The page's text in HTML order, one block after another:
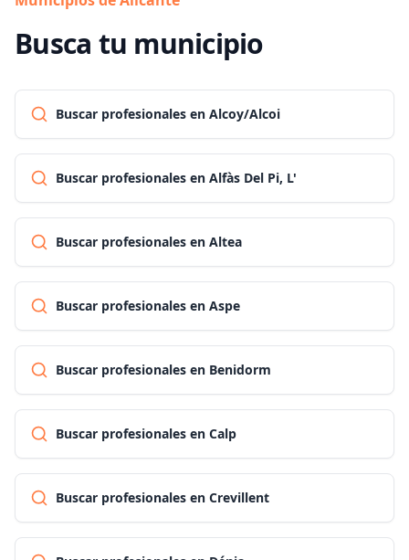
Busca tu municipio
Buscar profesionales en Alcoy/Alcoi
Buscar profesionales en Alfàs Del Pi, L'
Buscar profesionales en Altea
Buscar profesionales en Aspe
Buscar profesionales en Benidorm
Buscar profesionales en Calp
Buscar profesionales en Crevillent